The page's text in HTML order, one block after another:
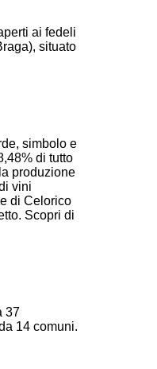
ai fedeli
situato
simbolo e
di tutto
produzione
vini
di Celorico
Scopri di
37
14 comuni.